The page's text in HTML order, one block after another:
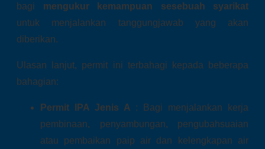
bagi mengukur kemampuan sesebuah syarikat
untuk menjalankan tanggungjawab yang akan
diberikan.
Ulasan lanjut, permit ini terbahagi kepada beberapa
bahagian:
Permit IPA Jenis A : Bagi menjalankan kerja
pembinaan, penyambungan, pengubahsuaian
atau pembaikan paip air dan kelengkapan air